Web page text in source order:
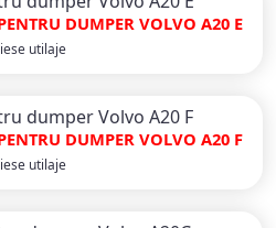
DUMPER VOLVO A20 E
utilaje
DUMPER VOLVO A20 F
utilaje